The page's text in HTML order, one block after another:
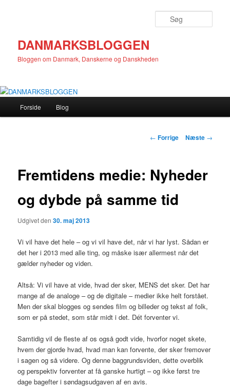
DANMARKSBLOGGEN
Bloggen om Danmark, Danskerne og Danskheden
Forside Blog
Indlægsnavigation
← Forrige Næste →
Fremtidens medie: Nyheder
og dybde på samme tid
Udgivet den30. maj 2013
Vi vil have det hele – og vi vil have det, når vi har lyst. Sådan er
det her i 2013 med alle ting, og måske især allermest når det
gælder nyheder og viden.
Altså: Vi vil have at vide, hvad der sker, MENS det sker. Det har
mange af de analoge – og de digitale – medier ikke helt forstået.
Men der skal blogges og sendes film og billeder og tekst af folk,
som er på stedet, som står midt i det. Dét forventer vi.
Samtidig vil de fleste af os også godt vide, hvorfor noget skete,
hvem der gjorde hvad, hvad man kan forvente, der sker fremover
i sagen og så videre. Og denne baggrundsviden, dette overblik
og perspektiv forventer at få ganske hurtigt – og ikke først tre
dage bagefter i søndagsudgaven af en avis.